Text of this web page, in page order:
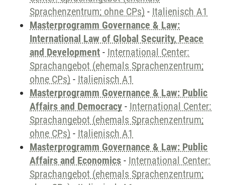
Sprachenzentrum; ohne CPs) - Italienisch A1
Masterprogramm Governance & Law:
International Law of Global Security, Peace
and Development - International Center:
Sprachangebot (ehemals Sprachenzentrum;
ohne CPs) - Italienisch A1
Masterprogramm Governance & Law: Public
Affairs and Democracy - International Center:
Sprachangebot (ehemals Sprachenzentrum;
ohne CPs) - Italienisch A1
Masterprogramm Governance & Law: Public
Affairs and Economics - International Center:
Sprachangebot (ehemals Sprachenzentrum;